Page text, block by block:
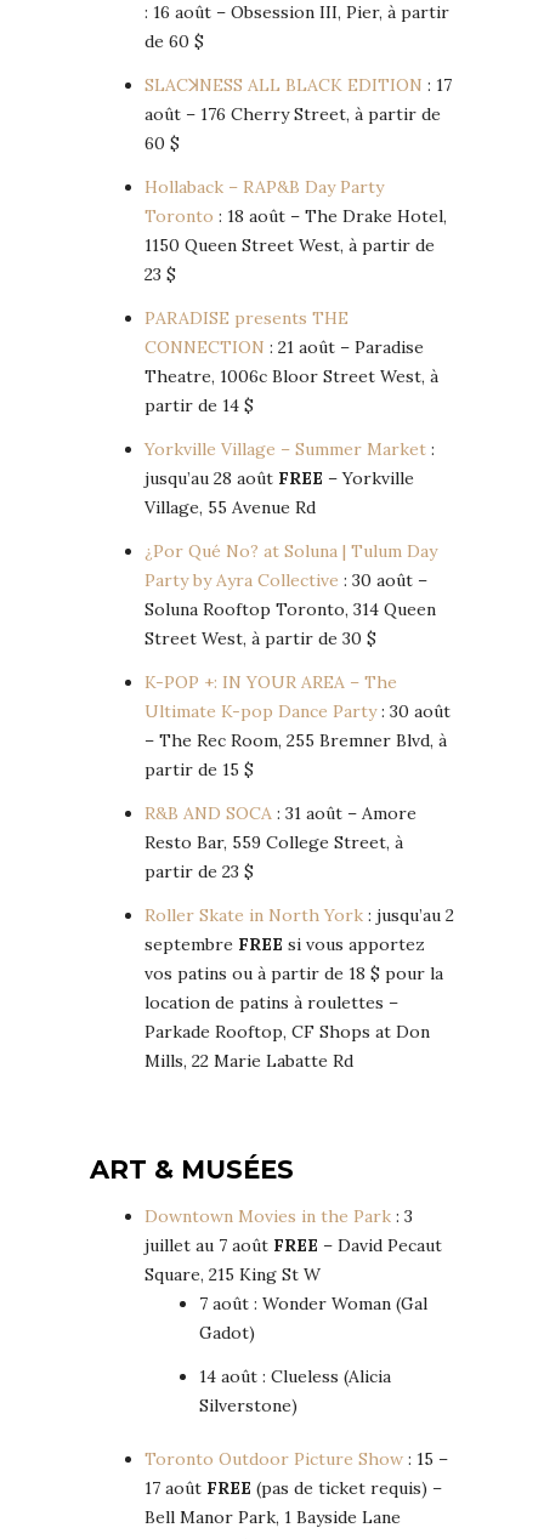
: 16 août – Obsession III, Pier, à partir
de 60 $
SLACꓘNESS ALL BLACK EDITION : 17
août – 176 Cherry Street, à partir de
60 $
Hollaback – RAP&B Day Party
Toronto : 18 août – The Drake Hotel,
1150 Queen Street West, à partir de
23 $
PARADISE presents THE
CONNECTION : 21 août – Paradise
Theatre, 1006c Bloor Street West, à
partir de 14 $
Yorkville Village – Summer Market :
jusqu’au 28 août FREE – Yorkville
Village, 55 Avenue Rd
¿Por Qué No? at Soluna | Tulum Day
Party by Ayra Collective : 30 août –
Soluna Rooftop Toronto, 314 Queen
Street West, à partir de 30 $
K-POP +: IN YOUR AREA – The
Ultimate K-pop Dance Party: 30 août
– The Rec Room, 255 Bremner Blvd, à
partir de 15 $
R&B AND SOCA : 31 août – Amore
Resto Bar, 559 College Street, à
partir de 23 $
Roller Skate in North York : jusqu’au 2
septembre FREE si vous apportez
vos patins ou à partir de 18 $ pour la
location de patins à roulettes –
Parkade Rooftop, CF Shops at Don
Mills, 22 Marie Labatte Rd
ART & MUSÉES
Downtown Movies in the Park : 3
juillet au 7 août FREE – David Pecaut
Square, 215 King St W
7 août : Wonder Woman (Gal
Gadot)
14 août : Clueless (Alicia
Silverstone)
Toronto Outdoor Picture Show : 15 –
17 août FREE (pas de ticket requis) –
Bell Manor Park, 1 Bayside Lane